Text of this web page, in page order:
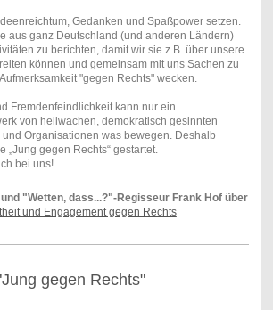
Gedanken und Spaßpower setzen.
aus ganz Deutschland (und anderen Ländern)
zu berichten, damit wir sie z.B. über unsere
können und gemeinsam mit uns Sachen zu
"gegen Rechts" wecken.
Fremdenfeindlichkeit kann nur ein
von hellwachen, demokratisch gesinnten
und Organisationen was bewegen. Deshalb
„Jung gegen Rechts“ gestartet.
bei uns!
"Wetten, dass...?"-Regisseur Frank Hof über
und Engagement gegen Rechts
gegen Rechts"